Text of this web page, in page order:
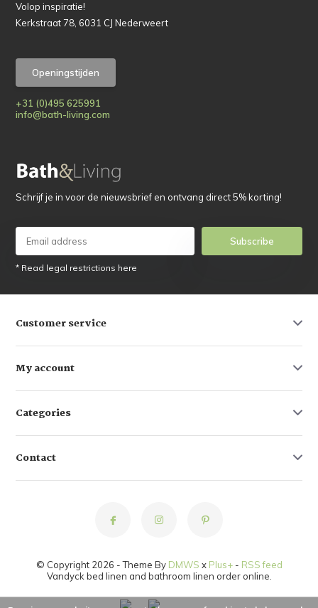
Volop inspiratie!
Kerkstraat 78, 6031 CJ Nederweert
Openingstijden
+31 (0)495 625991
info@bath-living.com
Schrijf je in voor de nieuwsbrief en ontvang direct 5% korting!
Subscribe
* Read legal restrictions here
Customer service
My account
Categories
Contact
© Copyright 2026 - Theme By DMWS x Plus+- RSS feed
Vandyck bed linen and bathroom linen order online.